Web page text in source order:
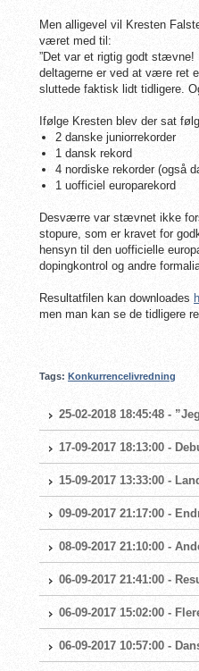
Men alligevel vil Kresten
været med til:
”Det var et rigtig godt stævne!
deltagerne er ved at være ret
sluttede faktisk lidt tidligere.
Ifølge Kresten blev der sat
2 danske juniorrekorder
1 dansk rekord
4 nordiske rekorder (også
1 uofficiel europarekord
Desværre var stævnet ikke
stopure, som er kravet for
hensyn til den uofficielle
dopingkontrol og andre
Resultatfilen kan downloades
men man kan se de tidligere
Tags: Konkurrencelivredning
25-02-2018 18:45:48 -
17-09-2017 18:13:00 -
15-09-2017 13:33:00 -
09-09-2017 21:17:00 -
08-09-2017 21:10:00 -
06-09-2017 21:41:00 -
06-09-2017 15:02:00 -
06-09-2017 10:57:00 -